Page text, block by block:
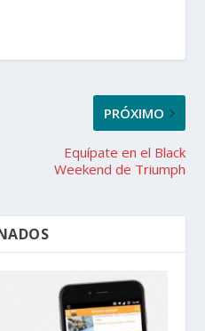
PRÓXIMO
Equípate en el Black
Weekend de Triumph